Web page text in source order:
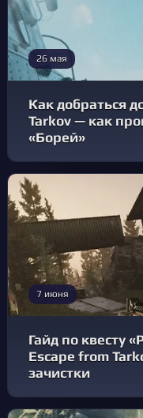
26 мая
Как добраться
Tarkov — как
«Борей»
7 июня
Гайд по квесту
Escape from
зачистки